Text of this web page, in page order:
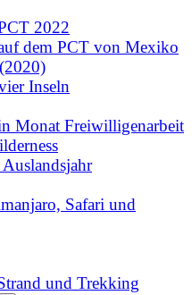
2022
dem PCT von Mexiko
Inseln
Monat Freiwilligenarbeit
Safari und
und Trekking